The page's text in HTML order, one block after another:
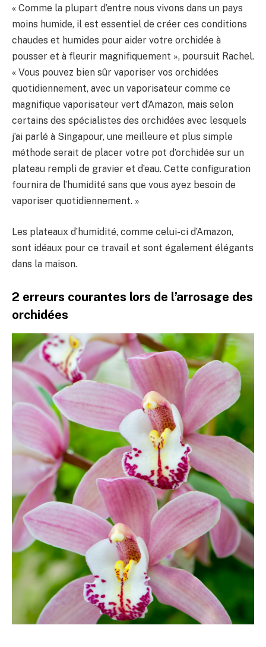
« Comme la plupart d’entre nous vivons dans un pays
moins humide, il est essentiel de créer ces conditions
chaudes et humides pour aider votre orchidée à
pousser et à fleurir magnifiquement », poursuit Rachel.
« Vous pouvez bien sûr vaporiser vos orchidées
quotidiennement, avec un vaporisateur comme ce
magnifique vaporisateur vert d’Amazon, mais selon
certains des spécialistes des orchidées avec lesquels
j’ai parlé à Singapour, une meilleure et plus simple
méthode serait de placer votre pot d’orchidée sur un
plateau rempli de gravier et d’eau. Cette configuration
fournira de l’humidité sans que vous ayez besoin de
vaporiser quotidiennement. »
Les plateaux d’humidité, comme celui-ci d’Amazon,
sont idéaux pour ce travail et sont également élégants
dans la maison.
2 erreurs courantes lors de l’arrosage des
orchidées